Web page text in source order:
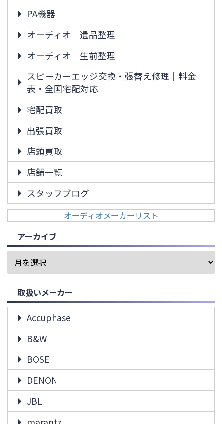
PA機器
オーディオ 遺品整理
オーディオ 生前整理
スピーカーエッジ交換・張替え修理｜料金
表・全国宅配対応
宅配買取
出張買取
店頭買取
店舗一覧
スタッフブログ
オーディオメーカーリスト
アーカイブ
取扱いメーカー
Accuphase
B&W
BOSE
DENON
JBL